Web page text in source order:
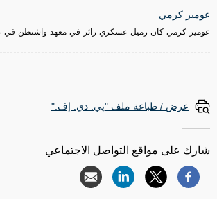
عومير كرمي
عومير كرمي كان زميل عسكري زائر في معهد واشنطن في عام
عرض / طباعة ملف "پي. دي. إف."
شارك على مواقع التواصل الاجتماعي